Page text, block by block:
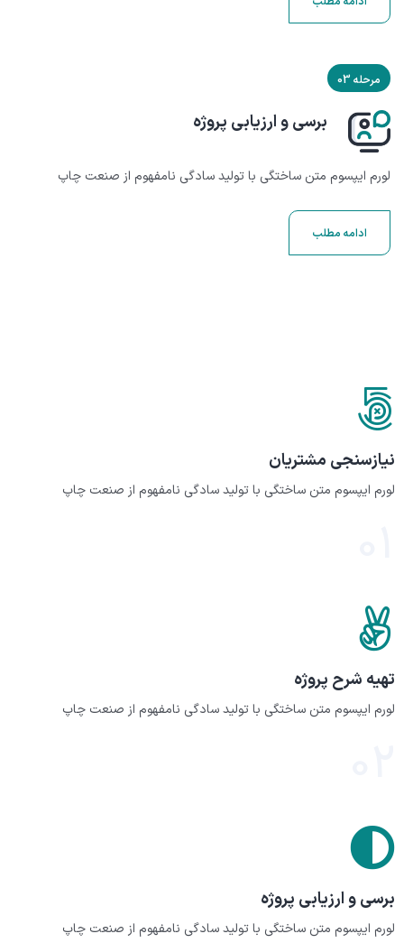
مرحله 03
برسی و ارزیابی پروژه
لورم ایپسوم متن ساختگی با تولید سادگی نامفهوم از صنعت چاپ
ادامه مطلب
نیازسنجی مشتریان
لورم ایپسوم متن ساختگی با تولید سادگی نامفهوم از صنعت چاپ
تهیه شرح پروژه
لورم ایپسوم متن ساختگی با تولید سادگی نامفهوم از صنعت چاپ
برسی و ارزیابی پروژه
لورم ایپسوم متن ساختگی با تولید سادگی نامفهوم از صنعت چاپ